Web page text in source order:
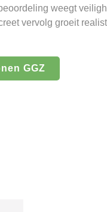
weegt
vervolg groeit
GGZ